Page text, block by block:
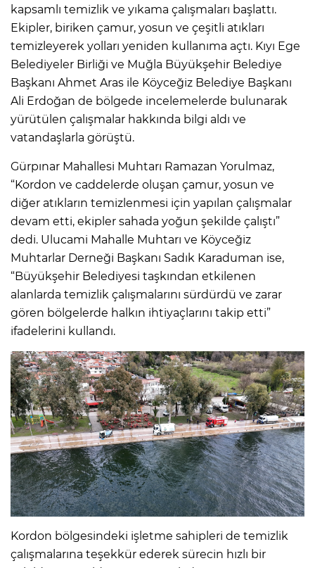
kapsamlı temizlik ve yıkama çalışmaları başlattı.
Ekipler, biriken çamur, yosun ve çeşitli atıkları
temizleyerek yolları yeniden kullanıma açtı. Kıyı Ege
Belediyeler Birliği ve Muğla Büyükşehir Belediye
Başkanı Ahmet Aras ile Köyceğiz Belediye Başkanı
Ali Erdoğan de bölgede incelemelerde bulunarak
yürütülen çalışmalar hakkında bilgi aldı ve
vatandaşlarla görüştü.
Gürpınar Mahallesi Muhtarı Ramazan Yorulmaz,
“Kordon ve caddelerde oluşan çamur, yosun ve
diğer atıkların temizlenmesi için yapılan çalışmalar
devam etti, ekipler sahada yoğun şekilde çalıştı”
dedi. Ulucami Mahalle Muhtarı ve Köyceğiz
Muhtarlar Derneği Başkanı Sadık Karaduman ise,
“Büyükşehir Belediyesi taşkından etkilenen
alanlarda temizlik çalışmalarını sürdürdü ve zarar
gören bölgelerde halkın ihtiyaçlarını takip etti”
ifadelerini kullandı.
Kordon bölgesindeki işletme sahipleri de temizlik
çalışmalarına teşekkür ederek sürecin hızlı bir